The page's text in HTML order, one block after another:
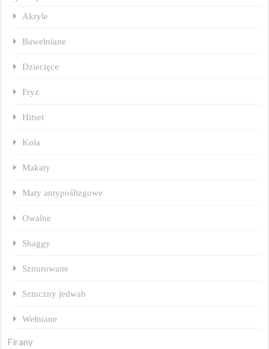
Akryle
Bawełniane
Dziecięce
Fryz
Hitset
Koła
Makaty
Maty antypoślizgowe
Owalne
Shaggy
Sznurowane
Sztuczny jedwab
Wełniane
Firany